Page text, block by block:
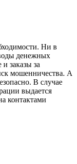
Ни в
денежных
заказы за
мошенничества. А
В случае
выдается
контактами